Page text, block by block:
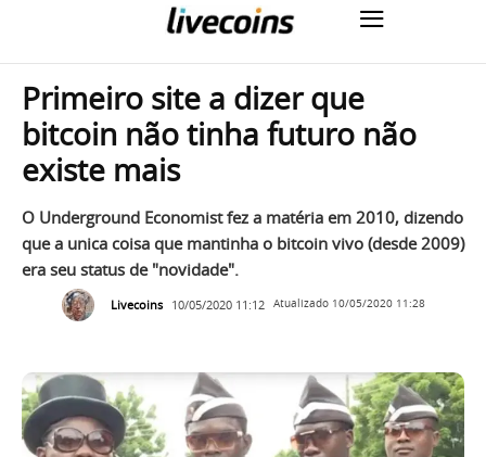
Primeiro site a dizer que
bitcoin não tinha futuro não
existe mais
O Underground Economist fez a matéria em 2010, dizendo
que a unica coisa que mantinha o bitcoin vivo (desde 2009)
era seu status de "novidade".
Livecoins 10/05/2020 11:12 Atualizado 10/05/2020 11:28